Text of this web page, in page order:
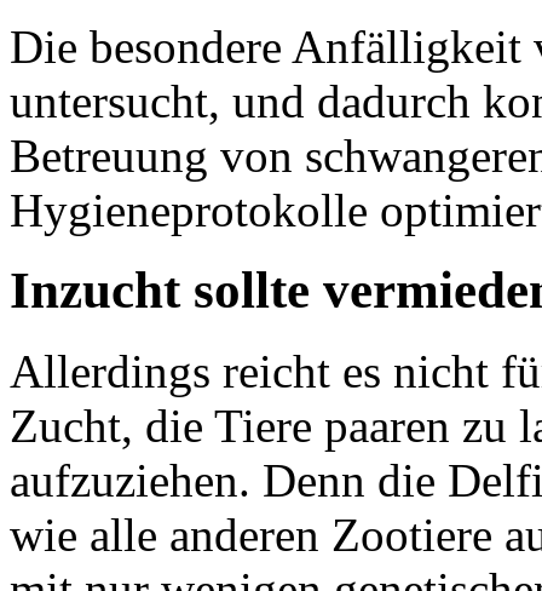
Die besondere Anfälligkeit
untersucht, und dadurch
Betreuung von
Hygieneprotokolle
Inzucht sollte
Allerdings reicht es nicht
Zucht, die Tiere paaren zu
aufzuziehen. Denn die
wie alle anderen Zootiere